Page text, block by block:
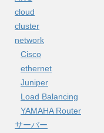
cloud
cluster
network
Cisco
ethernet
Juniper
Load Balancing
YAMAHA Router
サーバー